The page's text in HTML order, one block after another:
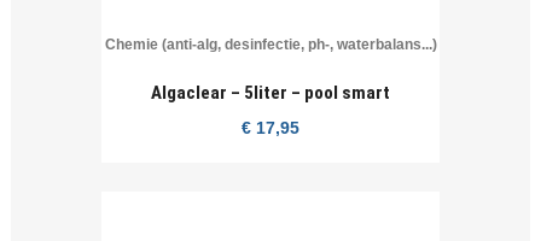
Chemie (anti-alg, desinfectie, ph-, waterbalans...)
Algaclear – 5liter – pool smart
€ 17,95